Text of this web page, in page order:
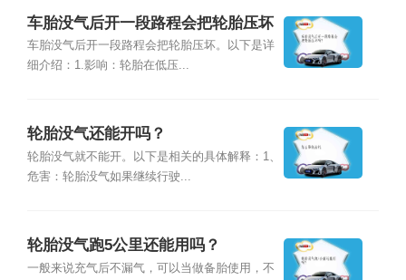
车胎没气后开一段路程会把轮胎压坏
吗？
车胎没气后开一段路程会把轮胎压坏。以下是详
细介绍：1.影响：轮胎在低压...
轮胎没气还能开吗？
轮胎没气就不能开。以下是相关的具体解释：1、
危害：轮胎没气如果继续行驶...
轮胎没气跑5公里还能用吗？
一般来说充气后不漏气，可以当做备胎使用，不